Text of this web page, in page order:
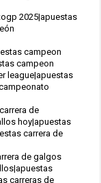
2025|apuestas
campeon
campeon
league|apuestas
de
hoy|apuestas
carrera de
de galgos
carreras de